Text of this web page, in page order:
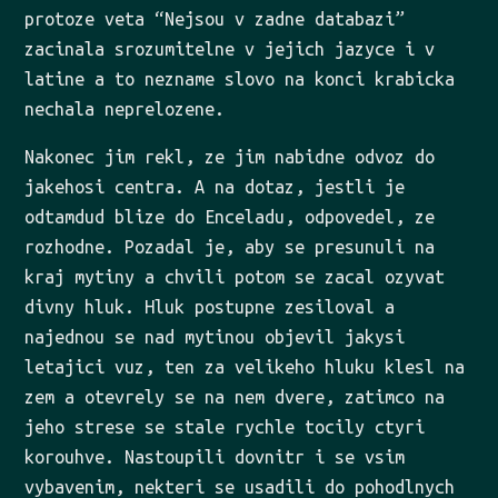
protoze veta “Nejsou v zadne databazi”
zacinala srozumitelne v jejich jazyce i v
latine a to nezname slovo na konci krabicka
nechala neprelozene.
Nakonec jim rekl, ze jim nabidne odvoz do
jakehosi centra. A na dotaz, jestli je
odtamdud blize do Enceladu, odpovedel, ze
rozhodne. Pozadal je, aby se presunuli na
kraj mytiny a chvili potom se zacal ozyvat
divny hluk. Hluk postupne zesiloval a
najednou se nad mytinou objevil jakysi
letajici vuz, ten za velikeho hluku klesl na
zem a otevrely se na nem dvere, zatimco na
jeho strese se stale rychle tocily ctyri
korouhve. Nastoupili dovnitr i se vsim
vybavenim, nekteri se usadili do pohodlnych